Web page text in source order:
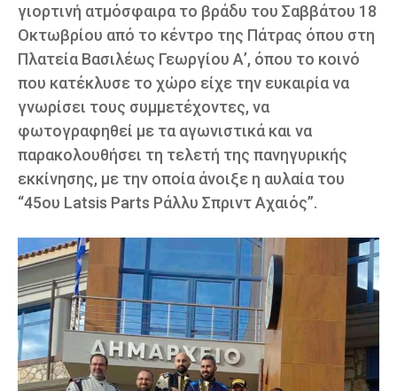
γιορτινή ατμόσφαιρα το βράδυ του Σαββάτου 18
Οκτωβρίου από το κέντρο της Πάτρας όπου στη
Πλατεία Βασιλέως Γεωργίου Α’, όπου το κοινό
που κατέκλυσε το χώρο είχε την ευκαιρία να
γνωρίσει τους συμμετέχοντες, να
φωτογραφηθεί με τα αγωνιστικά και να
παρακολουθήσει τη τελετή της πανηγυρικής
εκκίνησης, με την οποία άνοιξε η αυλαία του
“45ου Latsis Parts Ράλλυ Σπριντ Αχαιός”.